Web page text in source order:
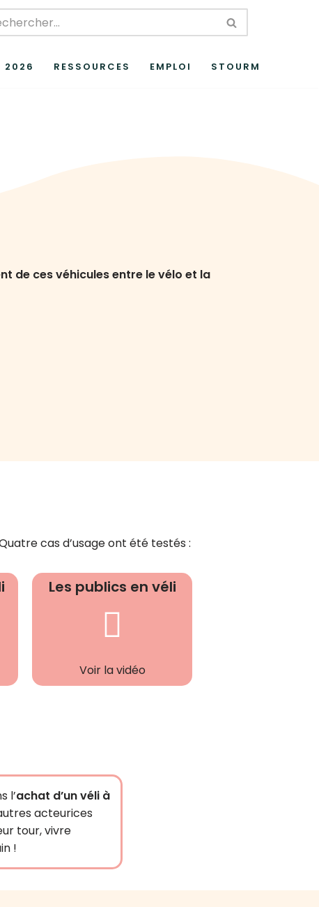
2026 RESSOURCES EMPLOI STOURM
de ces véhicules entre le vélo et la
cas d’usage ont été testés :
Les publics en véli
Voir la vidéo
l’achat d’un véli à
acteurices
tour, vivre
!